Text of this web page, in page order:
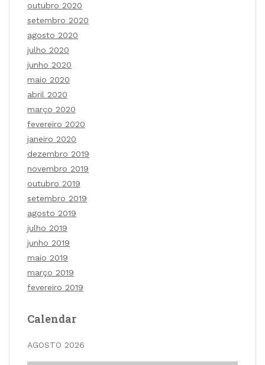
outubro 2020
setembro 2020
agosto 2020
julho 2020
junho 2020
maio 2020
abril 2020
março 2020
fevereiro 2020
janeiro 2020
dezembro 2019
novembro 2019
outubro 2019
setembro 2019
agosto 2019
julho 2019
junho 2019
maio 2019
março 2019
fevereiro 2019
Calendar
AGOSTO 2026